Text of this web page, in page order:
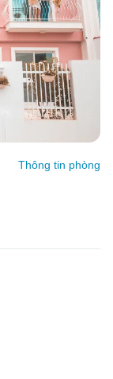
Thông tin phòng